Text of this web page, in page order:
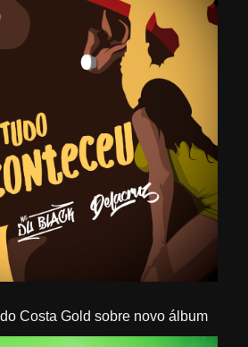
Costa Gold sobre novo álbum